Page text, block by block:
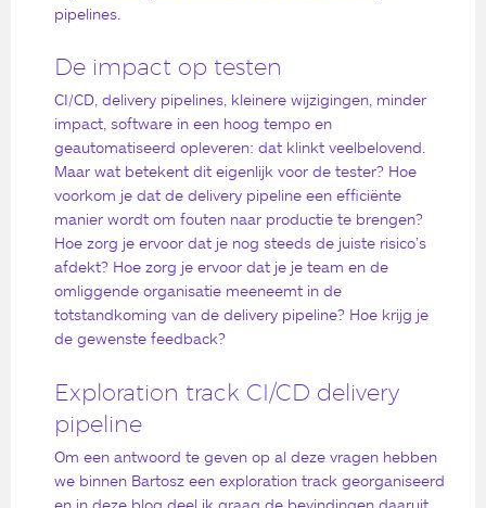
pipelines.
De impact op testen
CI/CD, delivery pipelines, kleinere wijzigingen, minder
impact, software in een hoog tempo en
geautomatiseerd opleveren: dat klinkt veelbelovend.
Maar wat betekent dit eigenlijk voor de tester? Hoe
voorkom je dat de delivery pipeline een efficiënte
manier wordt om fouten naar productie te brengen?
Hoe zorg je ervoor dat je nog steeds de juiste risico’s
afdekt? Hoe zorg je ervoor dat je je team en de
omliggende organisatie meeneemt in de
totstandkoming van de delivery pipeline? Hoe krijg je
de gewenste feedback?
Exploration track CI/CD delivery
pipeline
Om een antwoord te geven op al deze vragen hebben
we binnen Bartosz een exploration track georganiseerd